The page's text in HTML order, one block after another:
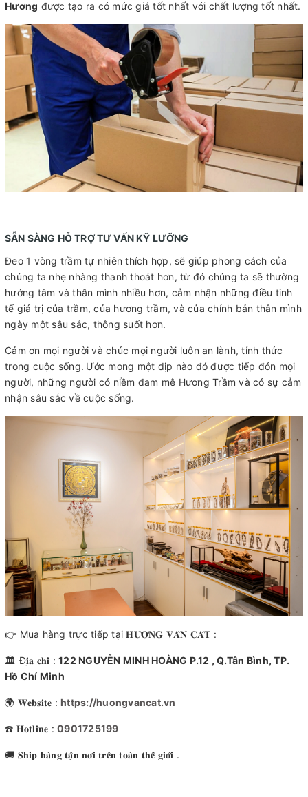
Hương được tạo ra có mức giá tốt nhất với chất lượng tốt nhất.
SẴN SÀNG HỖ TRỢ TƯ VẤN KỸ LƯỠNG
Đeo 1 vòng trầm tự nhiên thích hợp, sẽ giúp phong cách của
chúng ta nhẹ nhàng thanh thoát hơn, từ đó chúng ta sẽ thường
hướng tâm và thân mình nhiều hơn, cảm nhận những điều tinh
tế giá trị của trầm, của hương trầm, và của chính bản thân mình
ngày một sâu sắc, thông suốt hơn.
Cảm ơn mọi người và chúc mọi người luôn an lành, tỉnh thức
trong cuộc sống. Ước mong một dịp nào đó được tiếp đón mọi
người, những người có niềm đam mê Hương Trầm và có sự cảm
nhận sâu sắc về cuộc sống.
👉 Mua hàng trực tiếp tại 𝐇𝐔̛𝐎̛𝐍𝐆 𝐕𝐀̂𝐍 𝐂𝐀́𝐓 :
🏛 Đ𝐢̣𝐚 𝐜𝐡𝐢̉ : 122 NGUYỄN MINH HOÀNG P.12 , Q.Tân Bình, TP.
Hồ Chí Minh
🌍 𝐖𝐞𝐛𝐬𝐢𝐭𝐞 : https://huongvancat.vn
☎️ 𝐇𝐨𝐭𝐥𝐢𝐧𝐞 : 0901725199
🚚 𝐒𝐡𝐢𝐩 𝐡𝐚̀𝐧𝐠 𝐭𝐚̣̂𝐧 𝐧𝐨̛𝐢 𝐭𝐫𝐞̂𝐧 𝐭𝐨𝐚̀𝐧 𝐭𝐡𝐞̂́ 𝐠𝐢𝐨̛́𝐢 .